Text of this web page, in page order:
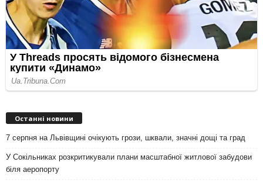
Останні новини
7 серпня на Львівщині очікують грози, шквали, значні дощі та град
У Сокільниках розкритикували плани масштабної житлової забудови
біля аеропорту